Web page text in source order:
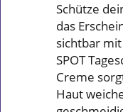
Schütze
das
sichtbar mit
SPOT
Creme
Haut